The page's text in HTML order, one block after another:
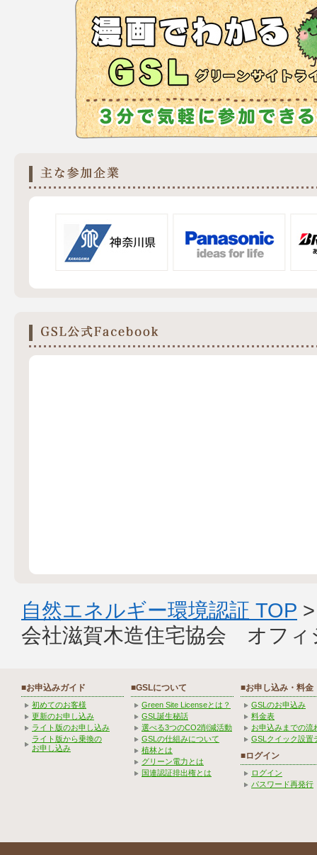
自然エネルギー環境認証 TOP
会社滋賀木造住宅協会 オフィ
■お申込みガイド
初めてのお客様
更新のお申し込み
ライト版のお申し込み
ライト版から乗換の
お申し込み
■GSLについて
Green Site Licenseとは？
GSL誕生秘話
選べる3つのCO2削減活動
GSLの仕組みについて
植林とは
グリーン電力とは
国連認証排出権とは
■お申し込み・料金
GSLのお申込み
料金表
お申込みまでの流
GSLクイック設置
■ログイン
ログイン
パスワード再発行